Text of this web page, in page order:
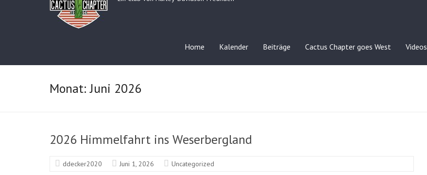
Home Kalender Beiträge Cactus Chapter goes West Videos
Monat:Juni 2026
2026 Himmelfahrt ins Weserbergland
ddecker2020 Juni 1, 2026 Uncategorized